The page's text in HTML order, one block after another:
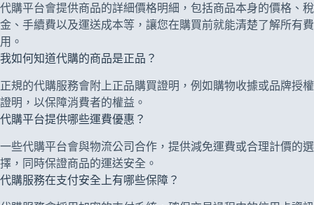
代購平台會提供商品的詳細價格明細，包括商品本身的價格、稅
金、手續費以及運送成本等，讓您在購買前就能清楚了解所有費
用。
我如何知道代購的商品是正品？
正規的代購服務會附上正品購買證明，例如購物收據或品牌授權
證明，以保障消費者的權益。
代購平台提供哪些運費優惠？
一些代購平台會與物流公司合作，提供減免運費或合理計價的選
擇，同時保證商品的運送安全。
代購服務在支付安全上有哪些保障？